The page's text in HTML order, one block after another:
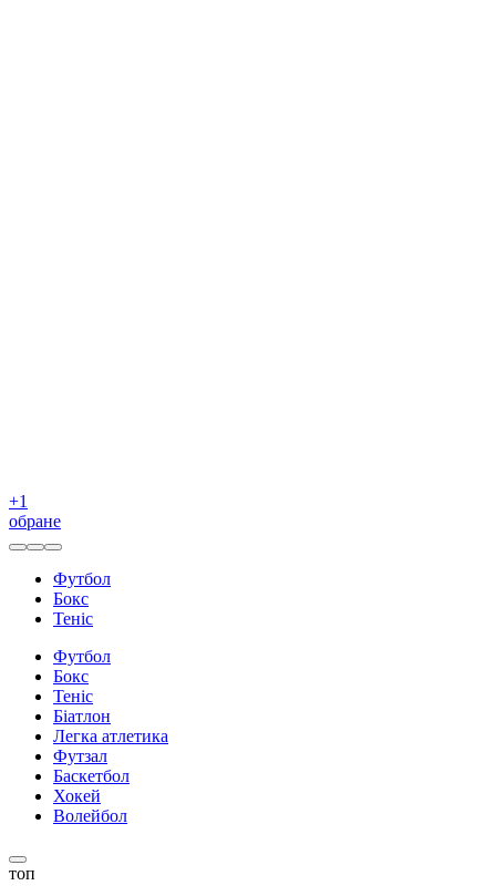
+1
обране
Футбол
Бокс
Теніс
Футбол
Бокс
Теніс
Біатлон
Легка атлетика
Футзал
Баскетбол
Хокей
Волейбол
топ